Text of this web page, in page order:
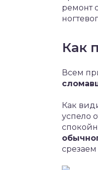
ремонт
Как
Всем
Как
успело
срезаем